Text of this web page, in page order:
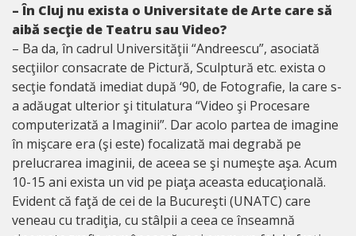
– În Cluj nu exista o Universitate de Arte care să
aibă secţie de Teatru sau Video?
– Ba da, în cadrul Universităţii “Andreescu”, asociată
secţiilor consacrate de Pictură, Sculptură etc. exista o
secţie fondată imediat după ‘90, de Fotografie, la care s-
a adăugat ulterior şi titulatura “Video şi Procesare
computerizată a Imaginii”. Dar acolo partea de imagine
în mişcare era (şi este) focalizată mai degrabă pe
prelucrarea imaginii, de aceea se şi numeşte aşa. Acum
10-15 ani exista un vid pe piaţa aceasta educaţională.
Evident că faţă de cei de la Bucureşti (UNATC) care
veneau cu tradiţia, cu stâlpii a ceea ce înseamnă